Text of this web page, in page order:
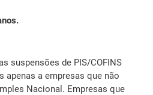
suspensões de PIS/COFINS
apenas a empresas que não
Nacional. Empresas que